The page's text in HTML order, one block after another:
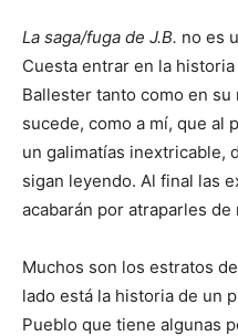
La saga/fuga de J.B. no es
Cuesta entrar en la
Ballester tanto como en
sucede, como a mí, que al
un galimatías inextricable,
sigan leyendo. Al final las
acabarán por atraparles
Muchos son los estratos de
lado está la historia de un
Pueblo que tiene algunas